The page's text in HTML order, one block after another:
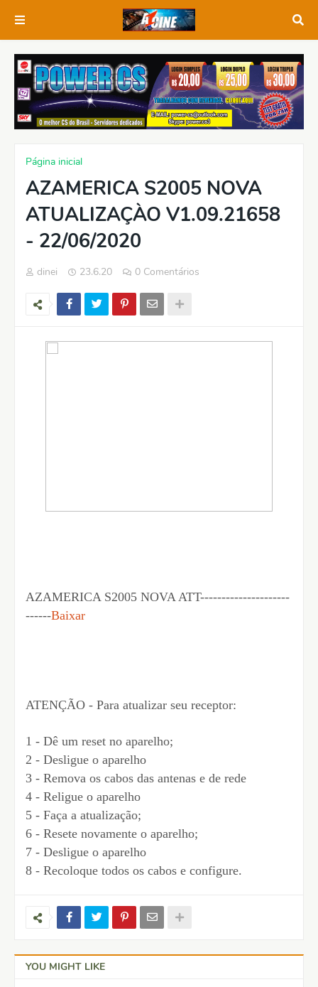
Página inicial
AZAMERICA S2005 NOVA
ATUALIZAÇÀO V1.09.21658
- 22/06/2020
dinei 23.6.20 0 Comentários
AZAMERICA S2005 NOVA ATT---------------------
------Baixar
ATENÇÃO - Para atualizar seu receptor:
1 - Dê um reset no aparelho;
2 - Desligue o aparelho
3 - Remova os cabos das antenas e de rede
4 - Religue o aparelho
5 - Faça a atualização;
6 - Resete novamente o aparelho;
7 - Desligue o aparelho
8 - Recoloque todos os cabos e configure.
YOU MIGHT LIKE